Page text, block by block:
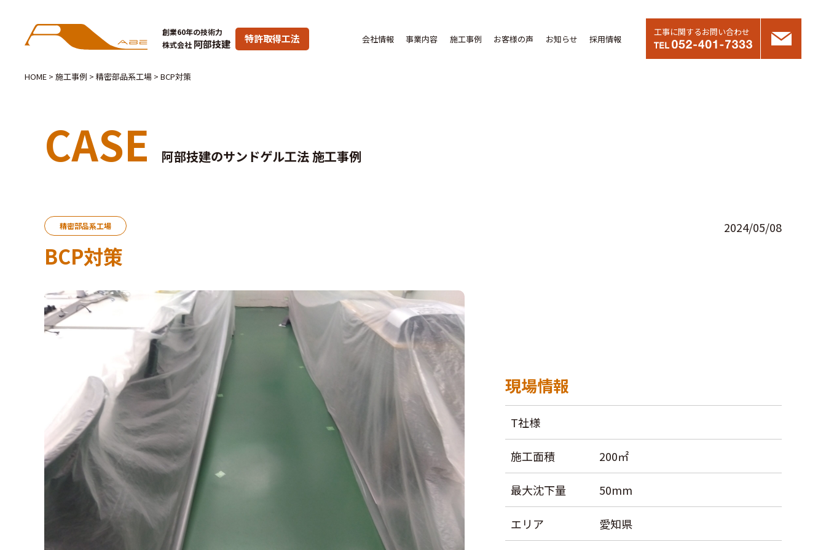
創業60年の技術力
株式会社 阿部技建 特許取得工法 会社情報 事業内容 施工事例 お客様の声 お知らせ 採用情報
工事に関するお問い合わせ
HOME > 施工事例 > 精密部品系工場 > BCP対策
CASE 阿部技建のサンドゲル工法 施工事例
精密部品系工場 2024/05/08
BCP対策
現場情報
T社様
施工面積 200㎡
最大沈下量 50mm
エリア 愛知県